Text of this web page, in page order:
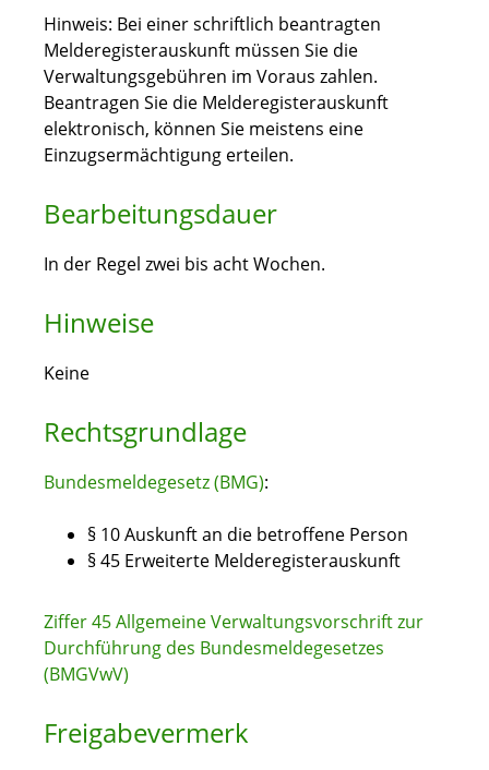
Hinweis: Bei einer schriftlich beantragten
Melderegisterauskunft müssen Sie die
Verwaltungsgebühren im Voraus zahlen.
Beantragen Sie die Melderegisterauskunft
elektronisch, können Sie meistens eine
Einzugsermächtigung erteilen.
Bearbeitungsdauer
In der Regel zwei bis acht Wochen.
Hinweise
Keine
Rechtsgrundlage
Bundesmeldegesetz (BMG):
§ 10 Auskunft an die betroffene Person
§ 45 Erweiterte Melderegisterauskunft
Ziffer 45 Allgemeine Verwaltungsvorschrift zur
Durchführung des Bundesmeldegesetzes
(BMGVwV)
Freigabevermerk